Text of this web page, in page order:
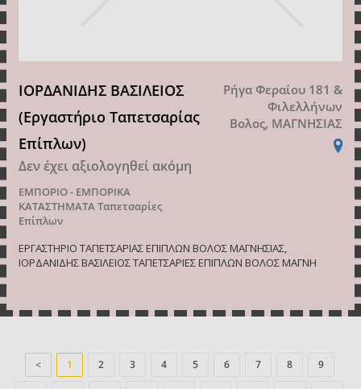
ΙΟΡΔΑΝΙΔΗΣ ΒΑΣΙΛΕΙΟΣ
(Εργαστήριο Ταπετσαρίας
Επίπλων)
Δεν έχει αξιολογηθεί ακόμη
ΕΜΠΟΡΙΟ - ΕΜΠΟΡΙΚΑ
ΚΑΤΑΣΤΗΜΑΤΑΤαπετσαρίες
Επίπλων
Ρήγα Φεραίου 181 &
Φιλελλήνων
Βολος, ΜΑΓΝΗΣΙΑΣ
ΕΡΓΑΣΤΗΡΙΟ ΤΑΠΕΤΣΑΡΙΑΣ ΕΠΙΠΛΩΝ ΒΟΛΟΣ ΜΑΓΝΗΣΙΑΣ,
ΙΟΡΔΑΝΙΔΗΣ ΒΑΣΙΛΕΙΟΣ ΤΑΠΕΤΣΑΡΙΕΣ ΕΠΙΠΛΩΝ ΒΟΛΟΣ ΜΑΓΝΗ
< 1 2 3 4 5 6 7 8 9